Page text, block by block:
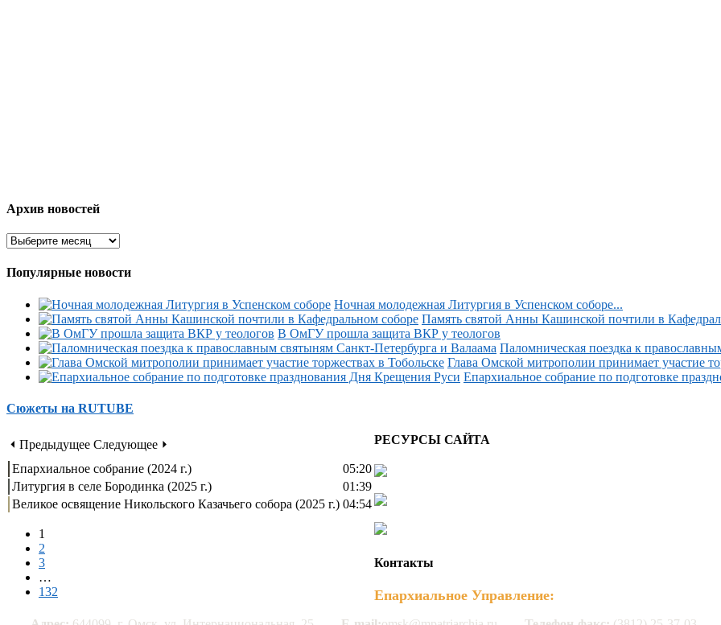
Архив новостей
Популярные новости
Ночная молодежная Литургия в Успенском соборе...
Память святой Анны Кашинской почтили в
В ОмГУ прошла защита ВКР у теологов
Паломническая поездка к
Глава Омской митрополии принимает участие
Епархиальное собрание по подготовке
Сюжеты на RUTUBE
⏴ Предыдущее Следующее ⏵
Епархиальное собрание (2024 г.)
05:20
Литургия в селе Бородинка (2025 г.)
01:39
Великое освящение Никольского Казачьего собора (2025 г.) 04:54
1
2
3
…
132
РЕСУРСЫ САЙТА
Контакты
Епархиальное Управление: